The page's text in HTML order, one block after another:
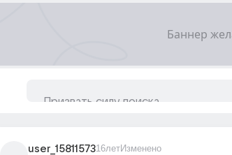
user_1581157316летИзменено